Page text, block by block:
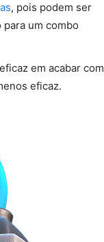
, pois podem ser
um combo
em acabar com
eficaz.